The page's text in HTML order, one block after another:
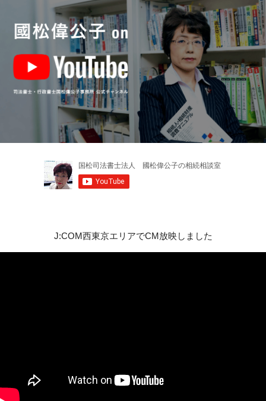
J:COM西東京エリアでCM放映しました